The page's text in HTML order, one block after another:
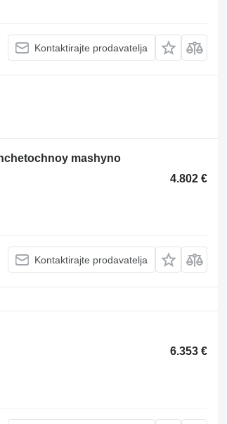
Kontaktirajte prodavatelja
mashyno
4.802 €
Kontaktirajte prodavatelja
6.353 €